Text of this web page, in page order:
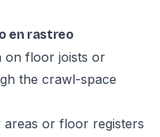
en rastreo
on floor joists or
the crawl-space
or floor registers